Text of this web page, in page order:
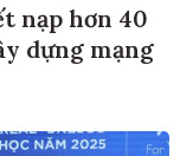
nạp hơn 40
dựng mạng